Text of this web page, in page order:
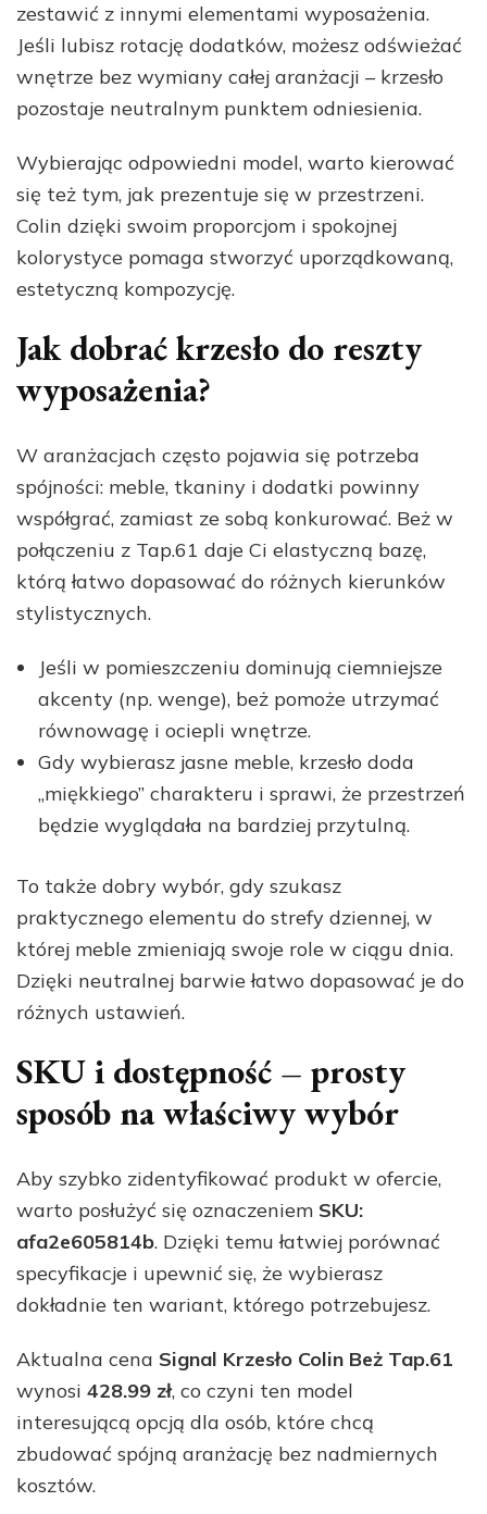
zestawić z innymi elementami wyposażenia.
Jeśli lubisz rotację dodatków, możesz odświeżać
wnętrze bez wymiany całej aranżacji – krzesło
pozostaje neutralnym punktem odniesienia.
Wybierając odpowiedni model, warto kierować
się też tym, jak prezentuje się w przestrzeni.
Colin dzięki swoim proporcjom i spokojnej
kolorystyce pomaga stworzyć uporządkowaną,
estetyczną kompozycję.
Jak dobrać krzesło do reszty
wyposażenia?
W aranżacjach często pojawia się potrzeba
spójności: meble, tkaniny i dodatki powinny
współgrać, zamiast ze sobą konkurować. Beż w
połączeniu z Tap.61 daje Ci elastyczną bazę,
którą łatwo dopasować do różnych kierunków
stylistycznych.
Jeśli w pomieszczeniu dominują ciemniejsze
akcenty (np. wenge), beż pomoże utrzymać
równowagę i ociepli wnętrze.
Gdy wybierasz jasne meble, krzesło doda
„miękkiego” charakteru i sprawi, że przestrzeń
będzie wyglądała na bardziej przytulną.
To także dobry wybór, gdy szukasz
praktycznego elementu do strefy dziennej, w
której meble zmieniają swoje role w ciągu dnia.
Dzięki neutralnej barwie łatwo dopasować je do
różnych ustawień.
SKU i dostępność – prosty
sposób na właściwy wybór
Aby szybko zidentyfikować produkt w ofercie,
warto posłużyć się oznaczeniem SKU:
afa2e605814b. Dzięki temu łatwiej porównać
specyfikacje i upewnić się, że wybierasz
dokładnie ten wariant, którego potrzebujesz.
Aktualna cena Signal Krzesło Colin Beż Tap.61
wynosi 428.99 zł, co czyni ten model
interesującą opcją dla osób, które chcą
zbudować spójną aranżację bez nadmiernych
kosztów.